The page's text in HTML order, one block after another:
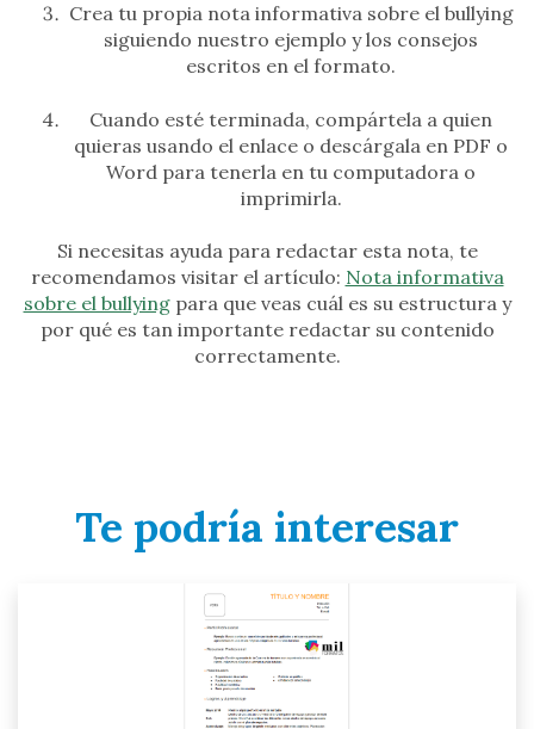
Crea tu propia nota informativa sobre el bullying
siguiendo nuestro ejemplo y los consejos
escritos en el formato.
Cuando esté terminada, compártela a quien
quieras usando el enlace o descárgala en PDF o
Word para tenerla en tu computadora o
imprimirla.
Si necesitas ayuda para redactar esta nota, te
recomendamos visitar el artículo: Nota informativa
sobre el bullyingpara que veas cuál es su estructura y
por qué es tan importante redactar su contenido
correctamente.
Te podría interesar